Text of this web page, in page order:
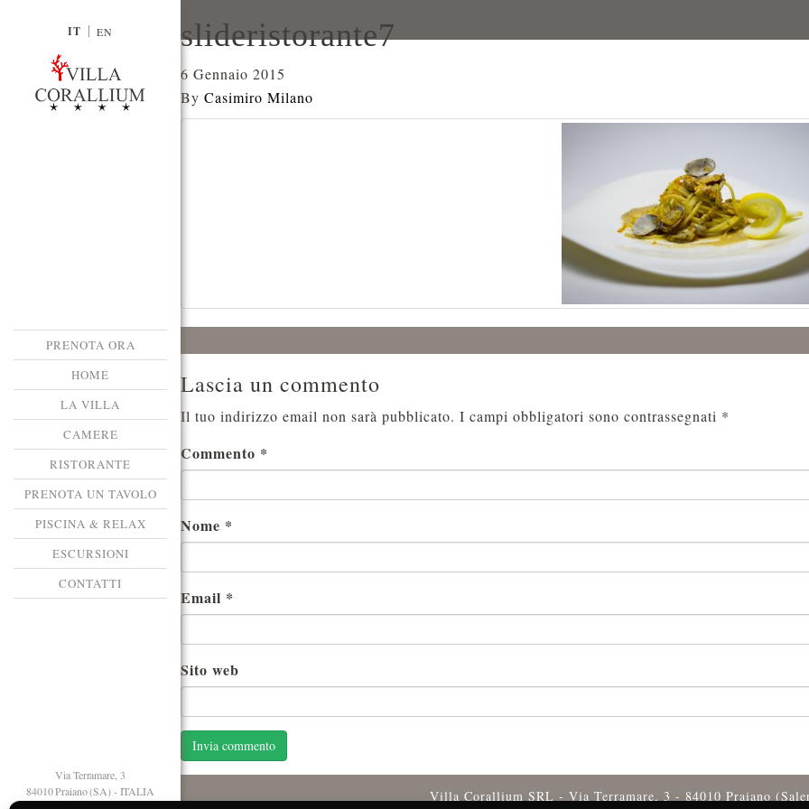
IT EN
PRENOTA ORA
HOME
LA VILLA
CAMERE
RISTORANTE
PRENOTA UN TAVOLO
PISCINA & RELAX
ESCURSIONI
CONTATTI
Via Terramare, 3
84010 Praiano (SA) - ITALIA
slideristorante7
6 Gennaio 2015
By Casimiro Milano
Lascia un commento
Il tuo indirizzo email non sarà pubblicato. I campi obbligatori sono contrassegnati *
Commento *
Nome *
Email *
Sito web
Villa Corallium SRL - Via Terramare, 3 - 84010 Praiano